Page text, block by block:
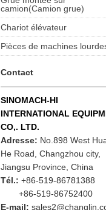
camion(Camion grue)
Chariot élévateur
Pièces de machines
Contact
SINOMACH-HI
INTERNATIONAL
CO,. LTD.
Adresse: No.898 West
He Road, Changzhou city,
Jiangsu Province, China
Tél.: +86-519-86781388
+86-519-86752400
E-mail: